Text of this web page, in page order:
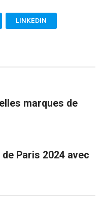
LINKEDIN
marques de
Paris 2024 avec